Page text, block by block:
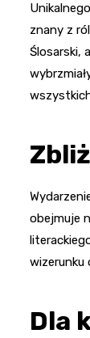
znany z
Ślosarski,
obejmuje
wizerunku
Dla